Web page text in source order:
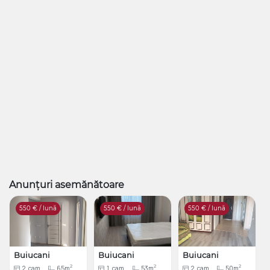
Anunțuri asemănătoare
550 € / lună
Buiucani
2
550 € / lună
Buiucani
2
550 € / lună
Buiucani
2